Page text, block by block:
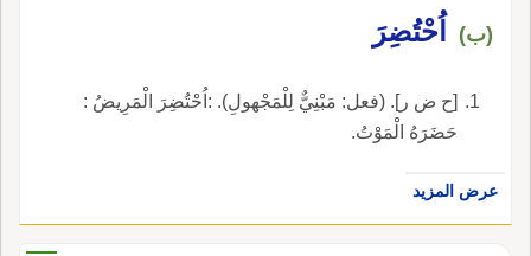
(ب) اُحْتُضِرَ
[ح ض ر]. (فعل: مَبْنِيٌّ لِلْمَجْهولِ). :اُحْتُضِرَ الْمَرِيضُ :
حَضَرَهُ الْمَوْتُ.
عرض المزيد